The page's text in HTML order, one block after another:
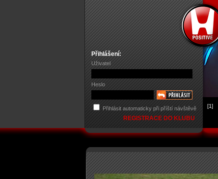
Přihlášení:
Uživatel
Heslo
Přihlásit automaticky při příští návštěvě
REGISTRACE DO KLUBU
[1]